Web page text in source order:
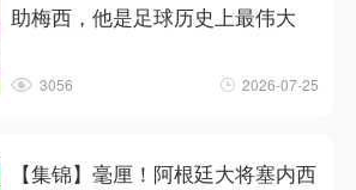
助梅西，他是足球历史上最伟大
3056 2026-07-25
【集锦】毫厘！阿根廷大将塞内西